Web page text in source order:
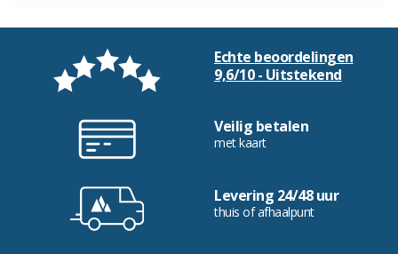
Echte beoordelingen
9,6/10 - Uitstekend
Veilig betalen
met kaart
Levering 24/48 uur
thuis of afhaalpunt